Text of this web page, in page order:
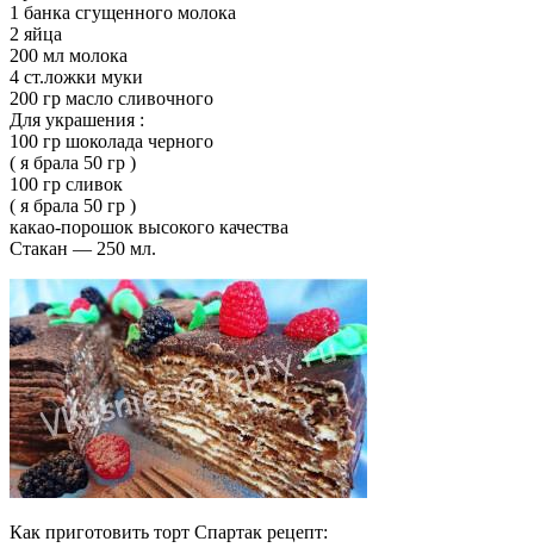
1 банка сгущенного молока
2 яйца
200 мл молока
4 ст.ложки муки
200 гр масло сливочного
Для украшения :
100 гр шоколада черного
( я брала 50 гр )
100 гр сливок
( я брала 50 гр )
какао-порошок высокого качества
Стакан — 250 мл.
Как приготовить торт Спартак рецепт: